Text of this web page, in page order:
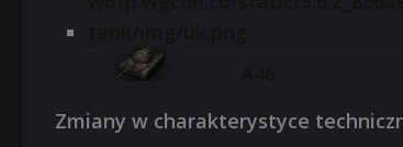
Zmiany w charakterystyce